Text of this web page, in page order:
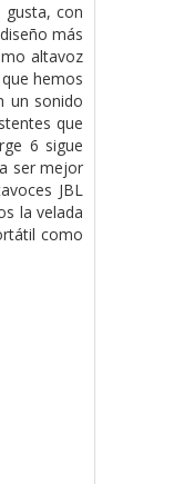
con
más
altavoz
hemos
un sonido
que
6 sigue
ser mejor
JBL
la velada
como